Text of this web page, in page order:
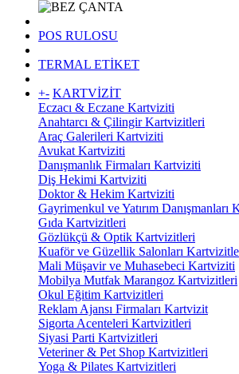
POS RULOSU
TERMAL ETİKET
+- KARTVİZİT
Eczacı & Eczane Kartviziti
Anahtarcı & Çilingir Kartvizitleri
Araç Galerileri Kartviziti
Avukat Kartviziti
Danışmanlık Firmaları Kartviziti
Diş Hekimi Kartviziti
Doktor & Hekim Kartviziti
Gayrimenkul ve Yatırım Danışmanları
Gıda Kartvizitleri
Gözlükçü & Optik Kartvizitleri
Kuaför ve Güzellik Salonları
Mali Müşavir ve Muhasebeci Kartviziti
Mobilya Mutfak Marangoz Kartvizitleri
Okul Eğitim Kartvizitleri
Reklam Ajansı Firmaları Kartvizit
Sigorta Acenteleri Kartvizitleri
Siyasi Parti Kartvizitleri
Veteriner & Pet Shop Kartvizitleri
Yoga & Pilates Kartvizitleri